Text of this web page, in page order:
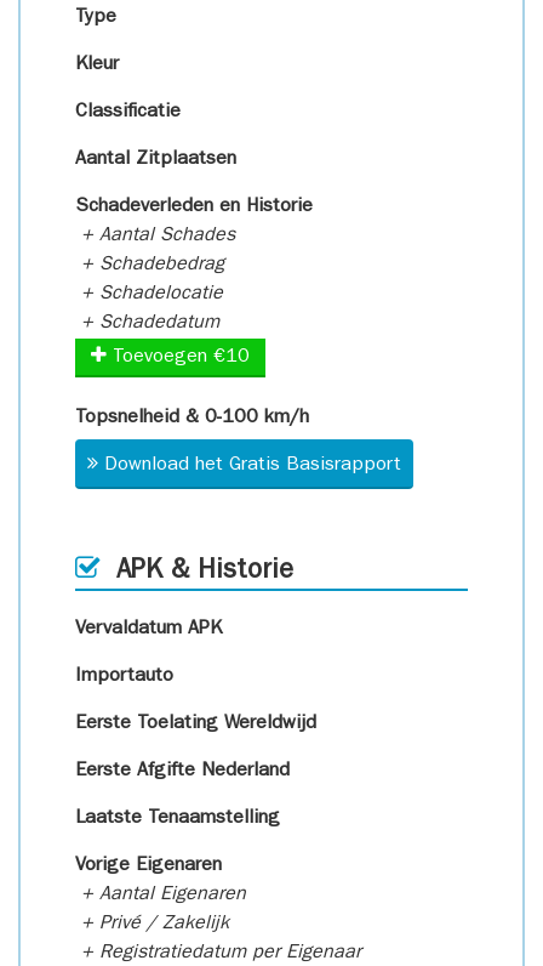
Type
Kleur
Classificatie
Aantal Zitplaatsen
Schadeverleden en Historie
+ Aantal Schades
+ Schadebedrag
+ Schadelocatie
+ Schadedatum
Toevoegen €10
Topsnelheid & 0-100 km/h
Download het Gratis Basisrapport
APK & Historie
Vervaldatum APK
Importauto
Eerste Toelating Wereldwijd
Eerste Afgifte Nederland
Laatste Tenaamstelling
Vorige Eigenaren
+ Aantal Eigenaren
+ Privé / Zakelijk
+ Registratiedatum per Eigenaar